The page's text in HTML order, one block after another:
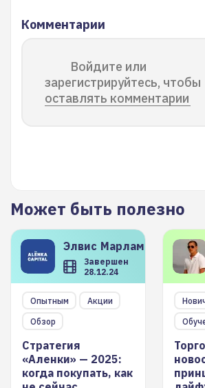
Комментарии
Войдите или
зарегистрируйтесь, чтобы
оставлять комментарии
Может быть полезно
Элвис Марламов
Завершен
28.12.24
Опытным
Акции
Обзор
Стратегия
«Аленки» — 2025:
когда покупать, как